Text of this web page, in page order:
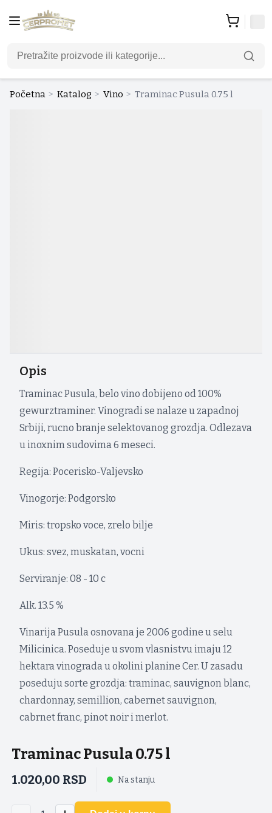
Početna > Katalog > Vino > Traminac Pusula 0.75 l
Opis
Traminac Pusula, belo vino dobijeno od 100%
gewurztraminer. Vinogradi se nalaze u zapadnoj
Srbiji, rucno branje selektovanog grozdja. Odlezava
u inoxnim sudovima 6 meseci.
Regija: Pocerisko-Valjevsko
Vinogorje: Podgorsko
Miris: tropsko voce, zrelo bilje
Ukus: svez, muskatan, vocni
Serviranje: 08 - 10 c
Alk. 13.5 %
Vinarija Pusula osnovana je 2006 godine u selu
Milicinica. Poseduje u svom vlasnistvu imaju 12
hektara vinograda u okolini planine Cer. U zasadu
poseduju sorte grozdja: traminac, sauvignon blanc,
chardonnay, semillion, cabernet sauvignon,
cabrnet franc, pinot noir i merlot.
Traminac Pusula 0.75 l
1.020,00 RSD Na stanju